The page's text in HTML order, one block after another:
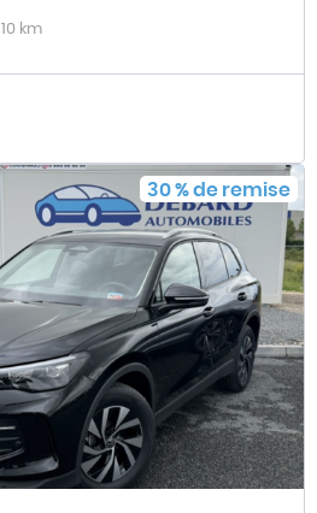
10 km
30%de remise